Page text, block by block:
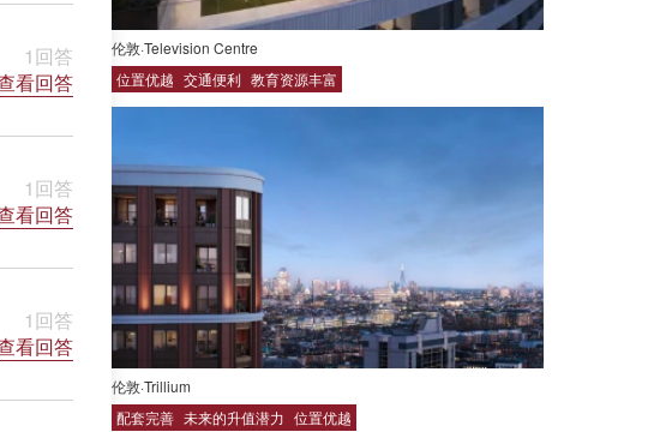
1回答
看回答
1回答
看回答
1回答
看回答
伦敦·Television Centre
位置优越 交通便利 教育资源丰富
伦敦·Trillium
配套完善 未来的升值潜力 位置优越